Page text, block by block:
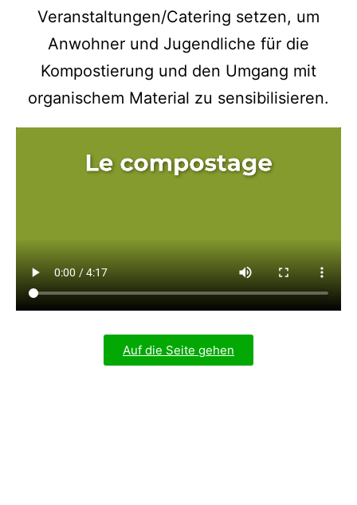
Veranstaltungen/Catering setzen, um
Anwohner und Jugendliche für die
Kompostierung und den Umgang mit
organischem Material zu sensibilisieren.
Auf die Seite gehen